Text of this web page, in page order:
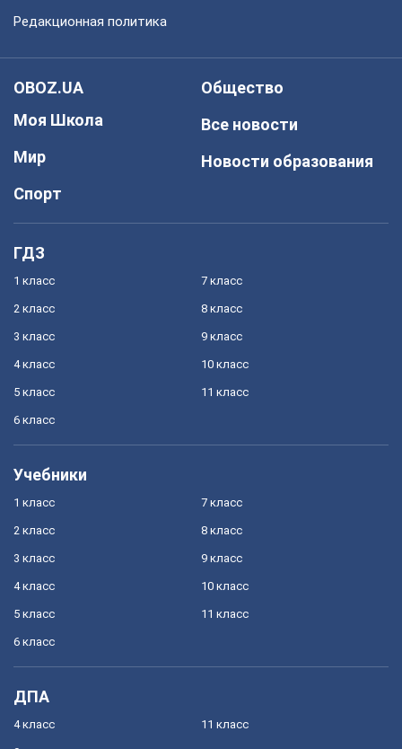
Редакционная политика
OBOZ.UA
Моя Школа
Мир
Спорт
Общество
Все новости
Новости образования
ГДЗ
1 класс
2 класс
3 класс
4 класс
5 класс
6 класс
7 класс
8 класс
9 класс
10 класс
11 класс
Учебники
1 класс
2 класс
3 класс
4 класс
5 класс
6 класс
7 класс
8 класс
9 класс
10 класс
11 класс
ДПА
4 класс 11 класс